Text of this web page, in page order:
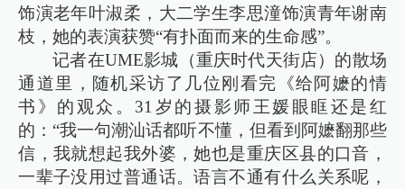
饰演老年叶淑柔，大二学生李思潼饰演青年谢南
枝，她的表演获赞“有扑面而来的生命感”。
记者在UME影城（重庆时代天街店）的散场
通道里，随机采访了几位刚看完《给阿嬷的情
书》的观众。31岁的摄影师王媛眼眶还是红
的：“我一句潮汕话都听不懂，但看到阿嬷翻那些
信，我就想起我外婆，她也是重庆区县的口音，
一辈子没用过普通话。语言不通有什么关系呢，